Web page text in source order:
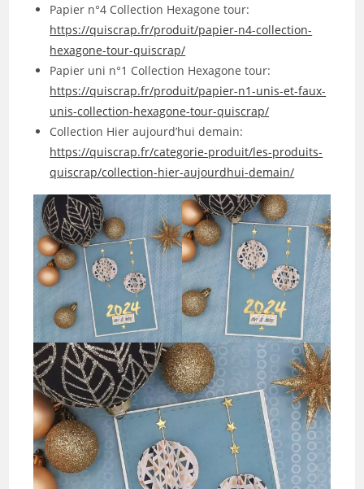
Papier n°4 Collection Hexagone tour:
https://quiscrap.fr/produit/papier-n4-collection-
hexagone-tour-quiscrap/
Papier uni n°1 Collection Hexagone tour:
https://quiscrap.fr/produit/papier-n1-unis-et-faux-
unis-collection-hexagone-tour-quiscrap/
Collection Hier aujourd’hui demain:
https://quiscrap.fr/categorie-produit/les-produits-
quiscrap/collection-hier-aujourdhui-demain/